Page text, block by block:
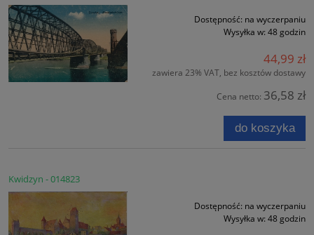
Dostępność: na wyczerpaniu
Wysyłka w: 48 godzin
44,99 zł
zawiera 23% VAT, bez kosztów dostawy
Cena netto: 36,58 zł
do koszyka
Kwidzyn - 014823
Dostępność: na wyczerpaniu
Wysyłka w: 48 godzin